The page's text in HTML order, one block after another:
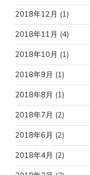
2018年12月 (1)
2018年11月 (4)
2018年10月 (1)
2018年9月 (1)
2018年8月 (1)
2018年7月 (2)
2018年6月 (2)
2018年4月 (2)